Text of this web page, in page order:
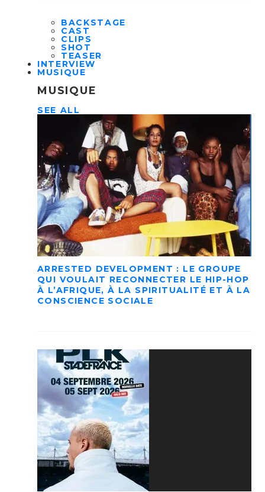
BACKSTAGE
CAST
CLIPS
SHOT
TEASER
INTERVIEW
MUSIQUE
MUSIQUE
SEE ALL
ARRESTED DEVELOPMENT : LE GROUPE
QUI VOULAIT RECONNECTER LE HIP-HOP
À L’AFRIQUE, À LA SPIRITUALITÉ ET À LA
CONSCIENCE SOCIALE